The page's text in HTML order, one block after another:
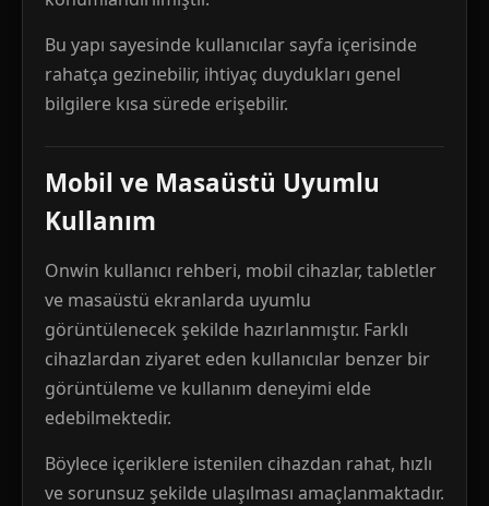
Bu yapı sayesinde kullanıcılar sayfa içerisinde
rahatça gezinebilir, ihtiyaç duydukları genel
bilgilere kısa sürede erişebilir.
Mobil ve Masaüstü Uyumlu
Kullanım
Onwin kullanıcı rehberi, mobil cihazlar, tabletler
ve masaüstü ekranlarda uyumlu
görüntülenecek şekilde hazırlanmıştır. Farklı
cihazlardan ziyaret eden kullanıcılar benzer bir
görüntüleme ve kullanım deneyimi elde
edebilmektedir.
Böylece içeriklere istenilen cihazdan rahat, hızlı
ve sorunsuz şekilde ulaşılması amaçlanmaktadır.